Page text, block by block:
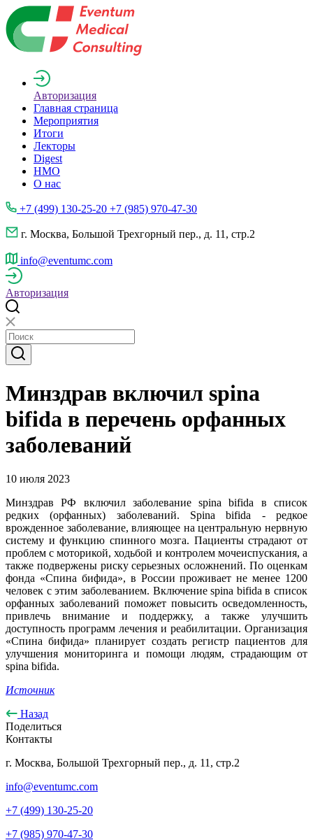
Авторизация
Главная страница
Мероприятия
Итоги
Лекторы
Digest
НМО
О нас
+7 (499) 130-25-20 +7 (985) 970-47-30
г. Москва, Большой Трехгорный пер., д. 11, стр.2
info@eventumc.com
Авторизация
Минздрав включил spina
bifida в перечень орфанных
заболеваний
10 июля 2023
Минздрав РФ включил заболевание spina bifida в список
редких (орфанных) заболеваний. Spina bifida - редкое
врожденное заболевание, влияющее на центральную нервную
систему и функцию спинного мозга. Пациенты страдают от
проблем с моторикой, ходьбой и контролем мочеиспускания, а
также подвержены риску серьезных осложнений. По оценкам
фонда «Спина бифида», в России проживает не менее 1200
человек с этим заболеванием. Включение spina bifida в список
орфанных заболеваний поможет повысить осведомленность,
привлечь внимание и поддержку, а также улучшить
доступность программ лечения и реабилитации. Организация
«Спина бифида» планирует создать регистр пациентов для
улучшения мониторинга и помощи людям, страдающим от
spina bifida.
Источник
Назад
Поделиться
Контакты
г. Москва, Большой Трехгорный пер., д. 11, стр.2
info@eventumc.com
+7 (499) 130-25-20
+7 (985) 970-47-30